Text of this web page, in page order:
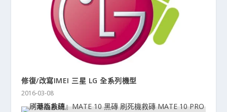
修復/改寫IMEI 三星 LG 全系列機型
2016-03-08